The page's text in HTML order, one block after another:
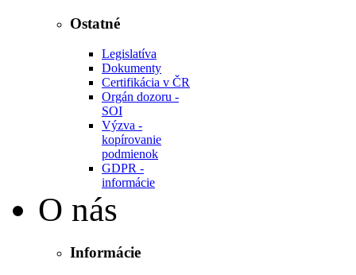
Ostatné
Legislatíva
Dokumenty
Certifikácia v ČR
Orgán dozoru -
SOI
Výzva -
kopírovanie
podmienok
GDPR -
informácie
O nás
Informácie